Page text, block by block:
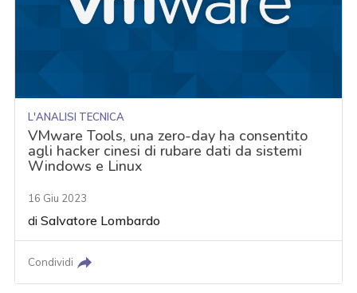
L'ANALISI TECNICA
VMware Tools, una zero-day ha consentito
agli hacker cinesi di rubare dati da sistemi
Windows e Linux
16 Giu 2023
diSalvatore Lombardo
Condividi